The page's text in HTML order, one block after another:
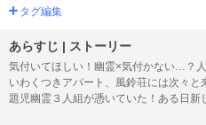
タグ編集
あらすじ | ストーリー
気付いてほしい！幽霊×気付かない…
いわくつきアパート、風鈴荘には次々
題児幽霊３人組が憑いていた！ある日
思いきや、夏芽はどんな怪奇現象も恐